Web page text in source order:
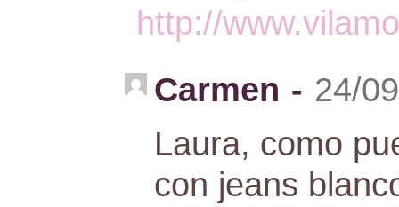
http://
Carmen - 24/
Laura, como
con jeans